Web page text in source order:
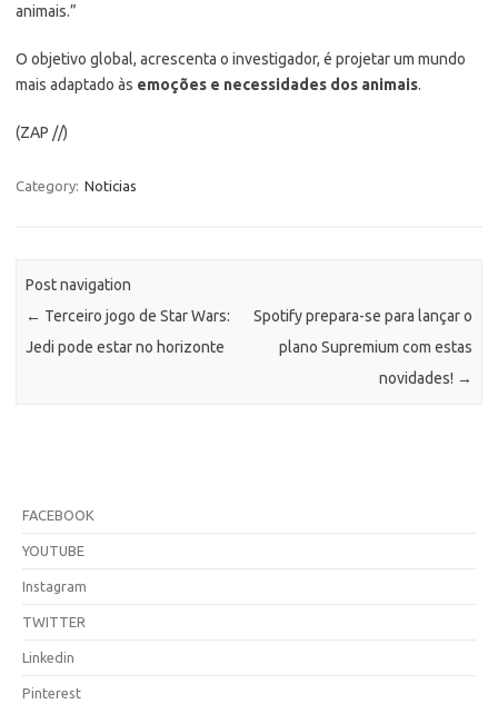
animais.”
O objetivo global, acrescenta o investigador, é projetar um mundo
mais adaptado às emoções e necessidades dos animais.
(ZAP //)
Category: Noticias
Post navigation
← Terceiro jogo de Star Wars:
Jedi pode estar no horizonte
Spotify prepara-se para lançar o
plano Supremium com estas
novidades! →
FACEBOOK
YOUTUBE
Instagram
TWITTER
Linkedin
Pinterest